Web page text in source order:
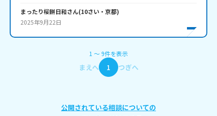
まったり桜餅日和さん(10さい・ 京都)
2025年9月22日
1 〜9件を表示
まえへ 1 つぎへ
公開されている相談についての